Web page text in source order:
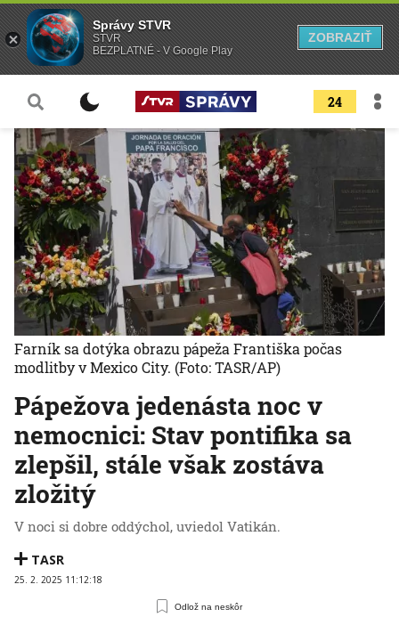
24
Pápežova jedenásta noc v
nemocnici: Stav pontifika sa
zlepšil, stále však zostáva
zložitý
V noci si dobre oddýchol, uviedol Vatikán.
TASR
25. 2. 2025 11:12:18
Odlož na neskôr
Farník sa dotýka obrazu pápeža Františka počas
modlitby v Mexico City. (Foto: TASR/AP)
Správy STVR
STVR
BEZPLATNÉ - V Google Play
ZOBRAZIŤ